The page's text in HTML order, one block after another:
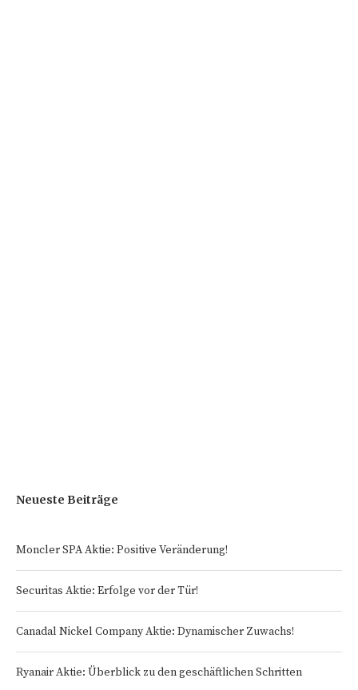
Neueste Beiträge
Moncler SPA Aktie: Positive Veränderung!
Securitas Aktie: Erfolge vor der Tür!
Canadal Nickel Company Aktie: Dynamischer Zuwachs!
Ryanair Aktie: Überblick zu den geschäftlichen Schritten